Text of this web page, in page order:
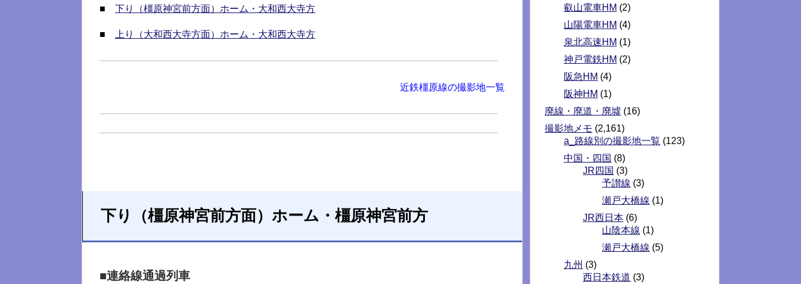
■ 下り（橿原神宮前方面）ホーム・大和西大寺方
■ 上り（大和西大寺方面）ホーム・大和西大寺方
近鉄橿原線の撮影地一覧
下り（橿原神宮前方面）ホーム・橿原神宮前方
■連絡線通過列車
叡山電車HM (2)
山陽電車HM (4)
泉北高速HM (1)
神戸電鉄HM (2)
阪急HM (4)
阪神HM (1)
廃線・廃道・廃墟 (16)
撮影地メモ (2,161)
a_路線別の撮影地一覧 (123)
中国・四国 (8)
JR四国 (3)
予讃線 (3)
瀬戸大橋線 (1)
JR西日本 (6)
山陰本線 (1)
瀬戸大橋線 (5)
九州 (3)
西日本鉄道 (3)